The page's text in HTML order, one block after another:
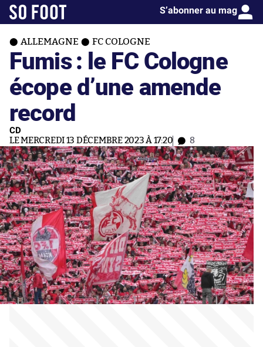
S’abonner au mag
ALLEMAGNE FC COLOGNE
Fumis : le FC Cologne
écope d’une amende
record
CD
LE MERCREDI 13 DÉCEMBRE 2023 À 17:20 8